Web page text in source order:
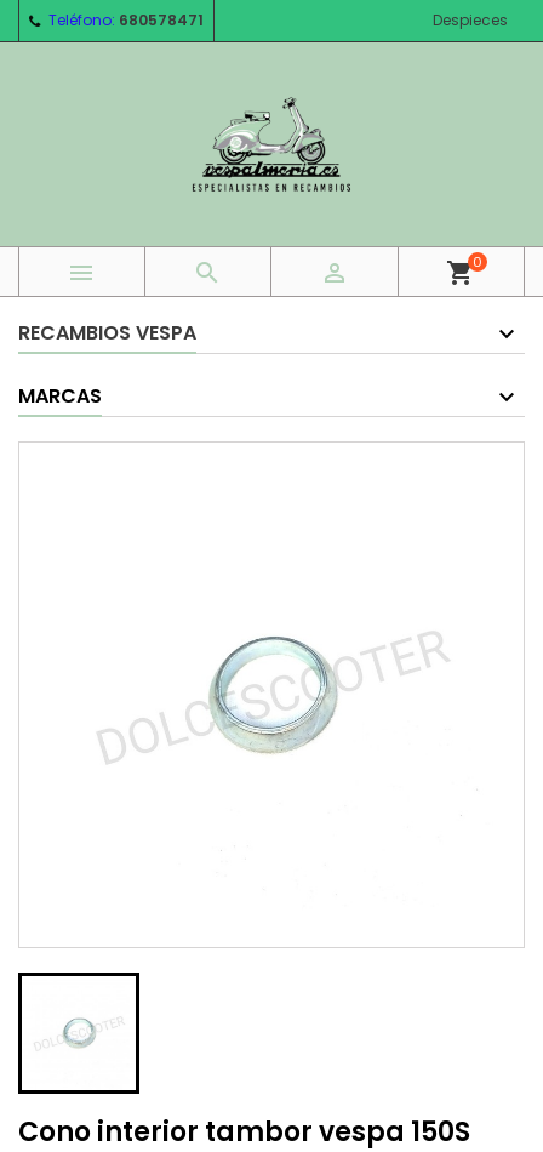
Teléfono: 680578471 Despieces
   shopping_cart0
RECAMBIOS VESPA
MARCAS
Cono interior tambor vespa 150S